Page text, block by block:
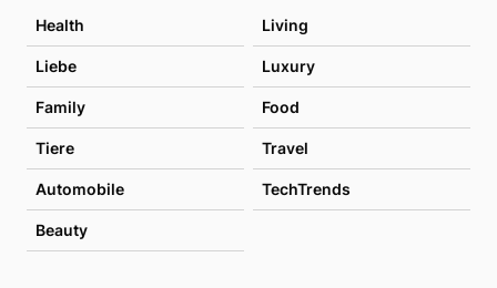
Health Living
Liebe Luxury
Family Food
Tiere Travel
Automobile TechTrends
Beauty